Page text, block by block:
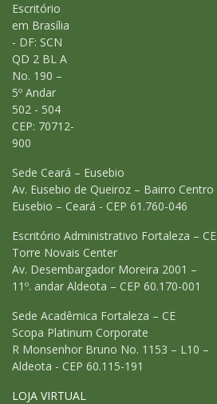
Escritório
em Brasília
- DF: SCN
QD 2 BL A
No. 190 –
5º Andar
502 - 504
CEP: 70712-
900
Sede Ceará – Eusebio
Av. Eusebio de Queiroz – Bairro Centro
Eusebio – Ceará - CEP 61.760-046
Escritório Administrativo Fortaleza – CE
Torre Novais Center
Av. Desembargador Moreira 2001 –
11º. andar Aldeota – CEP 60.170-001
Sede Acadêmica Fortaleza – CE
Scopa Platinum Corporate
R Monsenhor Bruno No. 1153 – L10 –
Aldeota - CEP 60.115-191
LOJA VIRTUAL